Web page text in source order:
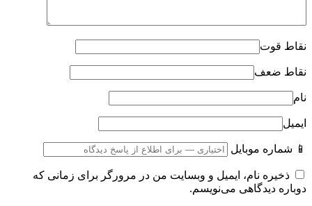
نقاط قوت
نقاط ضعف
نام
ایمیل
📱 شماره موبایل
ذخیره نام، ایمیل و وبسایت من در مرورگر برای زمانی که
دوباره دیدگاهی می‌نویسم.